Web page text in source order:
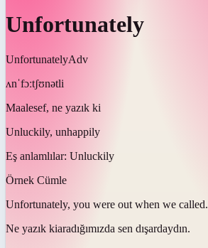
Unfortunately
UnfortunatelyAdv
ʌnˈfɔːtʃʊnətli
Maalesef, ne yazık ki
Unluckily, unhappily
Eş anlamlılar: Unluckily
Örnek Cümle
Unfortunately, you were out when we called.
Ne yazık kiaradığımızda sen dışardaydın.